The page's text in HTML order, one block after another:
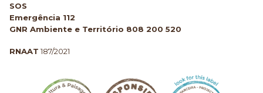
SOS
Emergência 112
GNR Ambiente e Território 808 200 520
RNAAT 187/2021